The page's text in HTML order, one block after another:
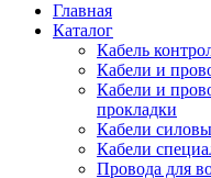
Главная
Каталог
Кабель
Кабели и
Кабели и
прокладки
Кабели
Кабели
Провода для